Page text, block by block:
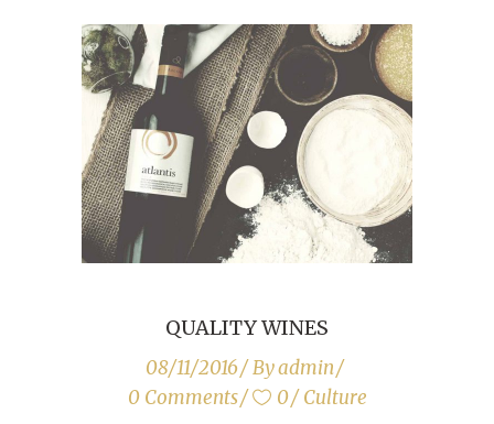
QUALITY WINES
08/11/2016 Byadmin
0 Comments
0 Culture